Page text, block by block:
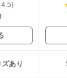
4.5)
あり